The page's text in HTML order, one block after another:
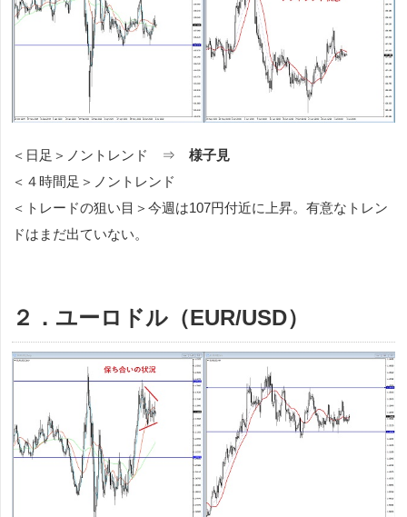
＜日足＞ノントレンド ⇒ 様子見
＜４時間足＞ノントレンド
＜トレードの狙い目＞今週は107円付近に上昇。有意なトレン
ドはまだ出ていない。
２．ユーロドル（EUR/USD）